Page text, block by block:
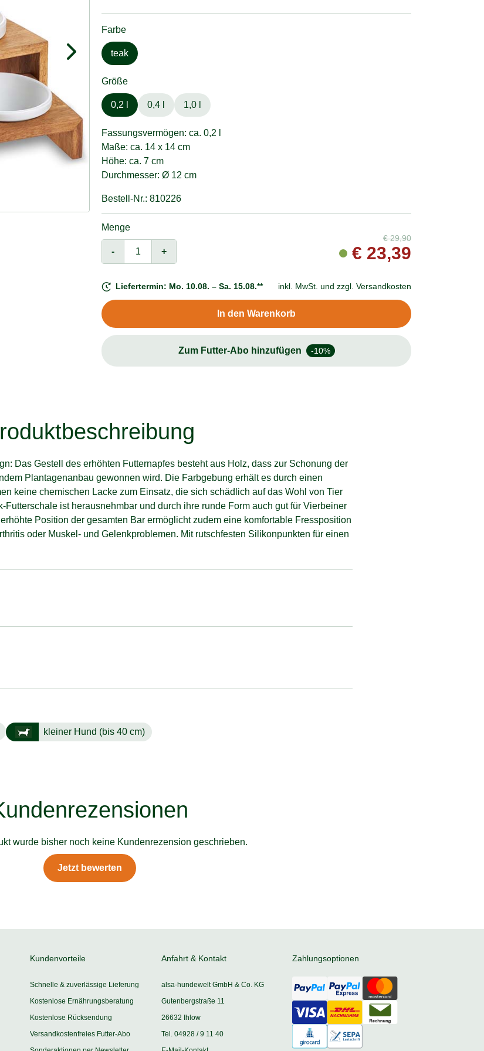
Farbe
teak
Größe
0,2 l 0,4 l 1,0 l
Fassungsvermögen: ca. 0,2 l
Maße: ca. 14 x 14 cm
Höhe: ca. 7 cm
Durchmesser: Ø 12 cm
Bestell-Nr.: 810226
Menge
- +
€29,90
€ 23,39
inkl. MwSt. und zzgl. Versandkosten
Liefertermin: Mo. 10.08. – Sa. 15.08.**
In den Warenkorb
Zum Futter-Abo hinzufügen -10%
Das Gestell des erhöhten Futternapfes besteht aus Holz, dass zur Schonung der
Plantagenanbau gewonnen wird. Die Farbgebung erhält es durch einen
keine chemischen Lacke zum Einsatz, die sich schädlich auf das Wohl von Tier
ist herausnehmbar und durch ihre runde Form auch gut für Vierbeiner
Position der gesamten Bar ermöglicht zudem eine komfortable Fressposition
oder Muskel- und Gelenkproblemen. Mit rutschfesten Silikonpunkten für einen
kleiner Hund (bis 40 cm)
wurde bisher noch keine Kundenrezension geschrieben.
Jetzt bewerten
Kundenvorteile
Schnelle & zuverlässige Lieferung
Kostenlose Ernährungsberatung
Kostenlose Rücksendung
Versandkostenfreies Futter-Abo
Anfahrt & Kontakt
alsa-hundewelt GmbH & Co. KG
Gutenbergstraße 11
26632 Ihlow
Tel. 04928 / 9 11 40
Zahlungsoptionen